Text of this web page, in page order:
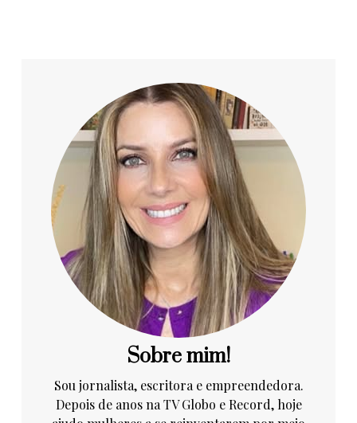
Sobre mim!
Sou jornalista, escritora e empreendedora.
Depois de anos na TV Globo e Record, hoje